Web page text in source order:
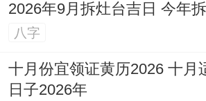
2026年9月拆灶台吉日 今年
八字
十月份宜领证黄历2026 十月
日子2026年